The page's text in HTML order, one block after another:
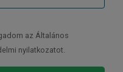
az Általános
nyilatkozatot.